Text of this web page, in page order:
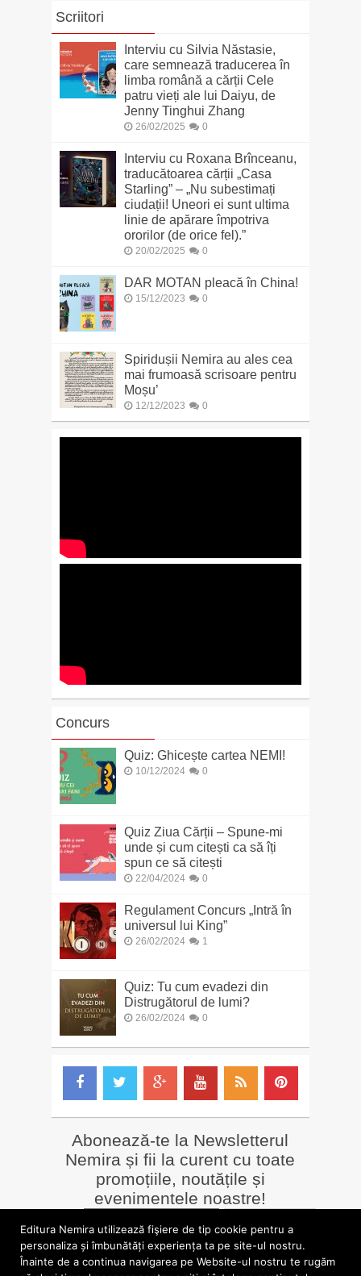
Scriitori
Interviu cu Silvia Năstasie,
care semnează traducerea în
limba română a cărții Cele
patru vieți ale lui Daiyu, de
Jenny Tinghui Zhang
26/02/2025 0
Interviu cu Roxana Brînceanu,
traducătoarea cărții „Casa
Starling” – „Nu subestimați
ciudații! Uneori ei sunt ultima
linie de apărare împotriva
ororilor (de orice fel).”
20/02/2025 0
DAR MOTAN pleacă în China!
15/12/2023 0
Spiridușii Nemira au ales cea
mai frumoasă scrisoare pentru
Moșu’
12/12/2023 0
Concurs
Quiz: Ghicește cartea NEMI!
10/12/2024 0
Quiz Ziua Cărții – Spune-mi
unde și cum citești ca să îți
spun ce să citești
22/04/2024 0
Regulament Concurs „Intră în
universul lui King”
26/02/2024 1
Quiz: Tu cum evadezi din
Distrugătorul de lumi?
26/02/2024 0
Abonează-te la Newsletterul
Nemira și fii la curent cu toate
promoțiile, noutățile și
evenimentele noastre!
LIBRĂRII online Alte siteuri
Editura Nemira utilizează fişiere de tip cookie pentru a
personaliza și îmbunătăți experiența ta pe site-ul nostru.
Înainte de a continua navigarea pe Website-ul nostru te rugăm